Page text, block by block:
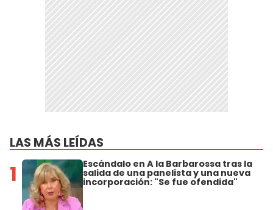
LAS MÁS LEÍDAS
1 Escándalo en A la Barbarossa tras la
salida de una panelista y una nueva
incorporación: "Se fue ofendida"